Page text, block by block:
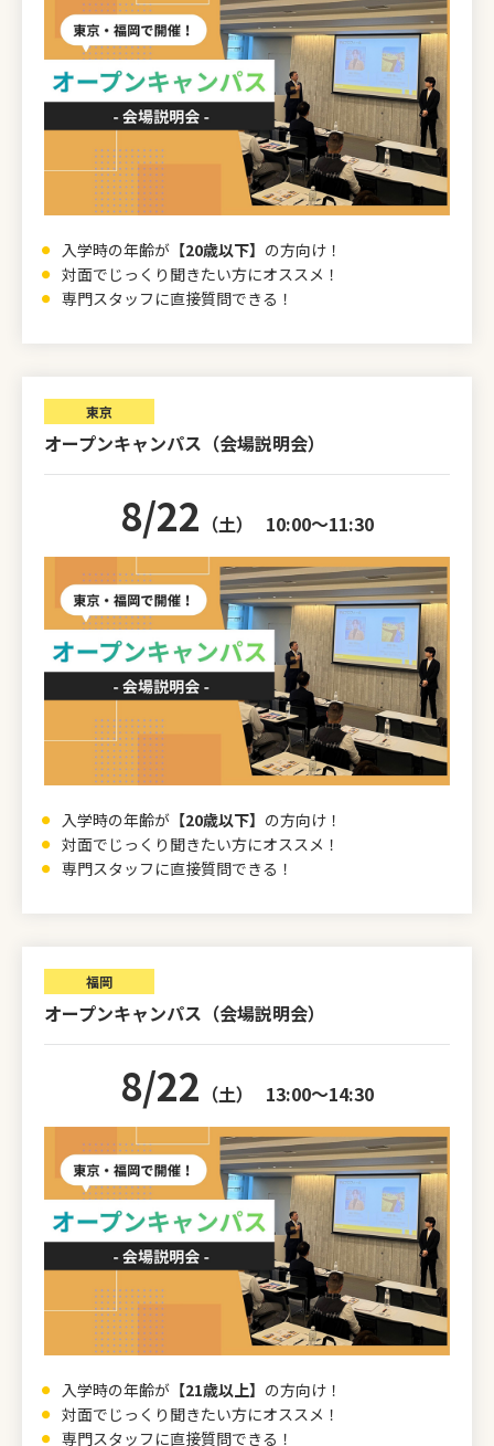
入学時の年齢が 【20歳以下】 の方向け！
対面でじっくり聞きたい方にオススメ！
専門スタッフに直接質問できる！
東京
オープンキャンパス（会場説明会）
8/22 （土） 10:00～11:30
入学時の年齢が 【20歳以下】 の方向け！
対面でじっくり聞きたい方にオススメ！
専門スタッフに直接質問できる！
福岡
オープンキャンパス（会場説明会）
8/22 （土） 13:00～14:30
入学時の年齢が 【21歳以上】 の方向け！
対面でじっくり聞きたい方にオススメ！
専門スタッフに直接質問できる！